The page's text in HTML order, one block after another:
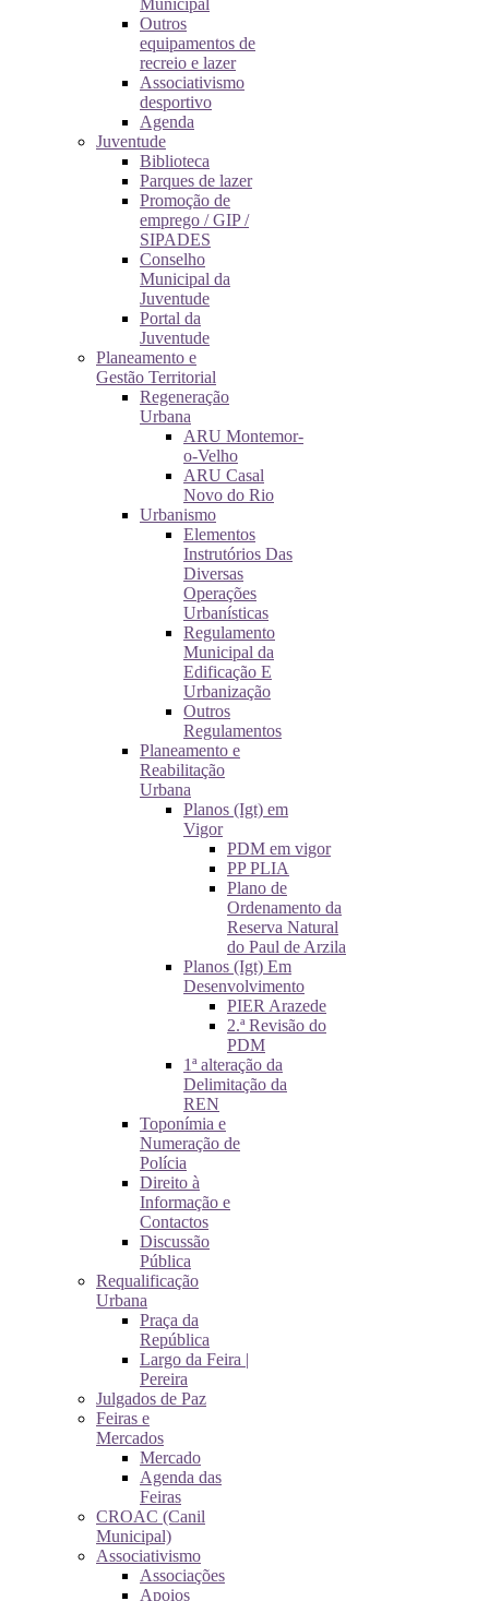
Municipal
Outros
equipamentos de
recreio e lazer
Associativismo
desportivo
Agenda
Juventude
Biblioteca
Parques de lazer
Promoção de
emprego / GIP /
SIPADES
Conselho
Municipal da
Juventude
Portal da
Juventude
Planeamento e
Gestão Territorial
Regeneração
Urbana
ARU Montemor-
o-Velho
ARU Casal
Novo do Rio
Urbanismo
Elementos
Instrutórios Das
Diversas
Operações
Urbanísticas
Regulamento
Municipal da
Edificação E
Urbanização
Outros
Regulamentos
Planeamento e
Reabilitação
Urbana
Planos (Igt) em
Vigor
PDM em vigor
PP PLIA
Plano de
Ordenamento da
Reserva Natural
do Paul de Arzila
Planos (Igt) Em
Desenvolvimento
PIER Arazede
2.ª Revisão do
PDM
1ª alteração da
Delimitação da
REN
Toponímia e
Numeração de
Polícia
Direito à
Informação e
Contactos
Discussão
Pública
Requalificação
Urbana
Praça da
República
Largo da Feira |
Pereira
Julgados de Paz
Feiras e
Mercados
Mercado
Agenda das
Feiras
CROAC (Canil
Municipal)
Associativismo
Associações
Apoios